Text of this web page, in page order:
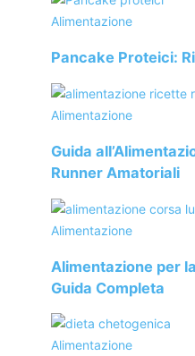
Alimentazione
Pancake Proteici:
Alimentazione
Guida
Runner Amatoriali
Alimentazione
Alimentazione per
Guida Completa
Alimentazione
il sole può danneggiarla.
Il primo consiglio è quello di
. In base al tipo di pelle
scegliere la texture più
di tantissime tipologie: olii,
La protezione deve essere
soprattutto sulle parti
Per proteggere al massimo
prepararla al sole e
proposito si possono